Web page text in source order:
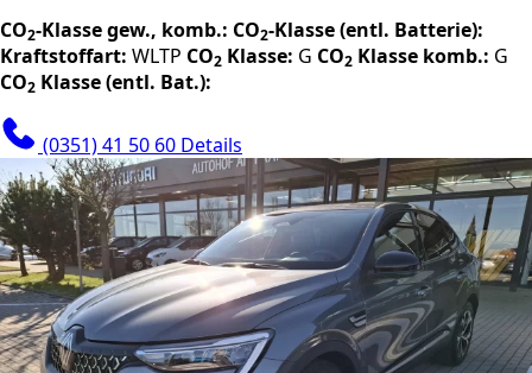
CO2-Klasse gew., komb.: CO2-Klasse (entl. Batterie):
Kraftstoffart: WLTP CO2 Klasse: G CO2 Klasse komb.: G
CO2 Klasse (entl. Bat.):
(0351) 41 50 60 Details